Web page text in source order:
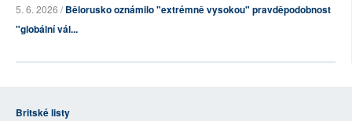
5. 6. 2026 /Bělorusko oznámilo "extrémně vysokou" pravděpodobnost
"globální vál...
Britské listy